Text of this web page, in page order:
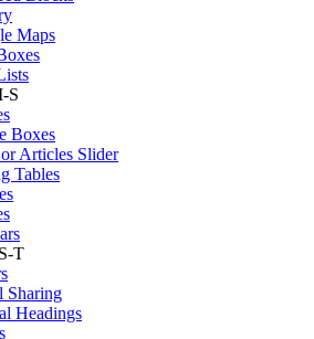
Maps
S
Boxes
or Articles Slider
Tables
T
Sharing
Headings